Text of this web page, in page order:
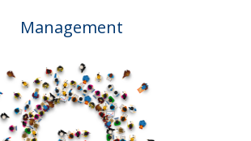
Management